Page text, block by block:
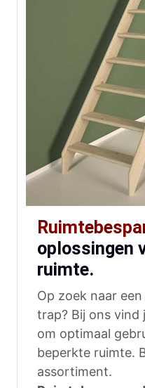
oplossingen
ruimte.
Op zoek naar
trap? Bij ons vind
om optimaal
beperkte ruimte.
assortiment.